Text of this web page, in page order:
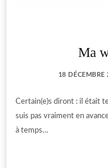
Ma
18 DÉCEMBRE
Certain(e)s diront : il était
suis pas vraiment en
à temps…